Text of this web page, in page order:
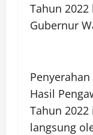
Tahun 2022
Gubernur
Hasil
Tahun
langsung